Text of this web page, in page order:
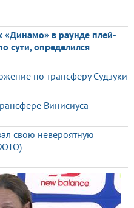
«Динамо» в раунде плей-
сути, определился
по трансферу Судзуки
Винисиуса
свою невероятную